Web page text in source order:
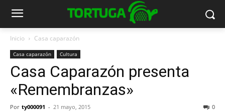
Inicio Casa caparazón
Casa caparazón Cultura
Casa Caparazón presenta
«Remembranzas»
Por ty000091 - 21 mayo, 2015 0